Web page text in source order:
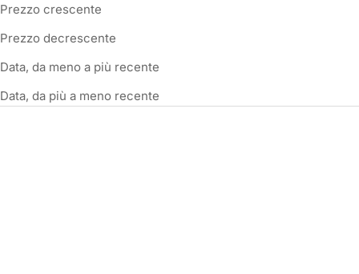
Prezzo crescente
Prezzo decrescente
Data, da meno a più recente
Data, da più a meno recente